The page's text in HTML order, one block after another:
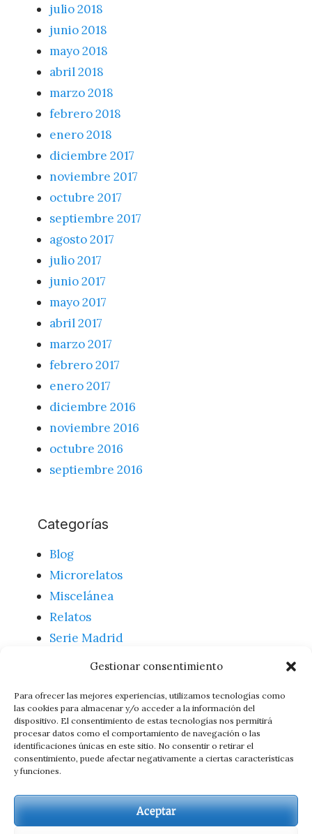
Gestionar consentimiento
Para ofrecer las mejores experiencias, utilizamos tecnologías como
las cookies para almacenar y/o acceder a la información del
dispositivo. El consentimiento de estas tecnologías nos permitirá
procesar datos como el comportamiento de navegación o las
identificaciones únicas en este sitio. No consentir o retirar el
consentimiento, puede afectar negativamente a ciertas características
y funciones.
Aceptar
julio 2018
junio 2018
mayo 2018
abril 2018
marzo 2018
febrero 2018
enero 2018
diciembre 2017
noviembre 2017
octubre 2017
septiembre 2017
agosto 2017
julio 2017
junio 2017
mayo 2017
abril 2017
marzo 2017
febrero 2017
enero 2017
diciembre 2016
noviembre 2016
octubre 2016
septiembre 2016
Categorías
Blog
Microrelatos
Miscelánea
Relatos
Serie Madrid
Meta
Acceder
Feed de comentarios
WordPress.org